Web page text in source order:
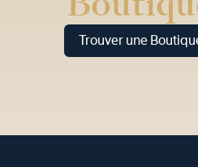
Trouver une